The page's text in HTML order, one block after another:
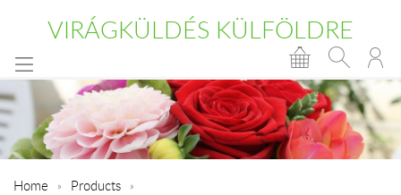
VIRÁGKÜLDÉS KÜLFÖLDRE
Home Products